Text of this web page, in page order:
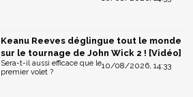
Keanu Reeves déglingue tout le monde
sur le tournage de John Wick 2 ! [Vidéo]
10/08/2026, 14:33
Sera-t-il aussi efficace que le
premier volet ?